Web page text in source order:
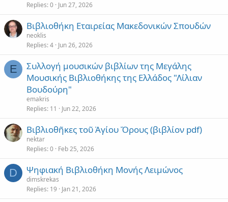
Replies 0 Jun 27, 2026
Βιβλιοθήκη Εταιρείας Μακεδονικών Σπουδών
neoklis
Replies 4 Jun 26, 2026
E
Συλλογή μουσικών βιβλίων της Μεγάλης
Μουσικής Βιβλιοθήκης της Ελλάδος "Λίλιαν
Βουδούρη"
emakris
Replies 11 Jun 22, 2026
Βιβλιοθῆκες τοῦ Ἁγίου Ὄρους (βιβλίον pdf)
nektar
Replies 0 Feb 25, 2026
D Ψηφιακή Βιβλιοθήκη Μονής Λειμώνος
dimskrekas
Replies 19 Jan 21, 2026